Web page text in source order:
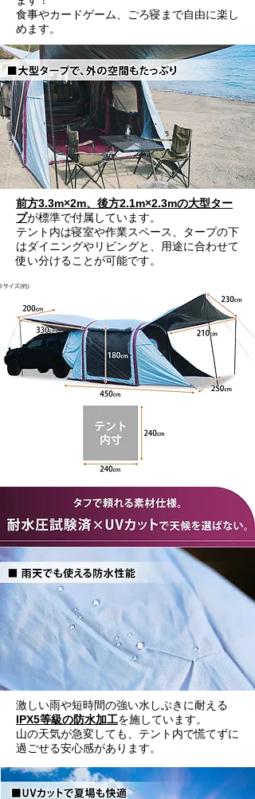
食事やカードゲーム、ごろ寝まで自由に楽し
めます。
前方3.3m×2m、後方2.1m×2.3mの大型ター
プが標準で付属しています。
テント内は寝室や作業スペース、タープの下
はダイニングやリビングと、用途に合わせて
使い分けることが可能です。
激しい雨や短時間の強い水しぶきに耐える
IPX5等級の防水加工を施しています。
山の天気が急変しても、テント内で慌てずに
過ごせる安心感があります。